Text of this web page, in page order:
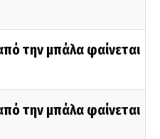
την μπάλα φαίνεται
την μπάλα φαίνεται